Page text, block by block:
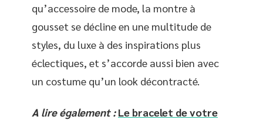
qu’accessoire de mode, la montre à
gousset se décline en une multitude de
styles, du luxe à des inspirations plus
éclectiques, et s’accorde aussi bien avec
un costume qu’un look décontracté.
A lire également : Le bracelet de votre